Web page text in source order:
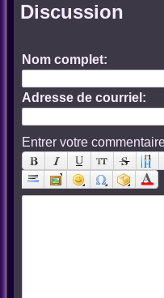
Discussion
Nom complet:
Adresse de courriel:
Entrer votre